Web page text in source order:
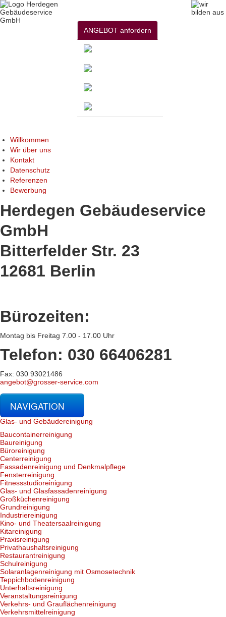
ANGEBOT anfordern
Willkommen
Wir über uns
Kontakt
Datenschutz
Referenzen
Bewerbung
Herdegen Gebäudeservice
GmbH
Bitterfelder Str. 23
12681 Berlin
Bürozeiten:
Montag bis Freitag 7.00 - 17.00 Uhr
Telefon: 030 66406281
Fax: 030 93021486
angebot@grosser-service.com
NAVIGATION
Glas- und Gebäudereinigung
Baucontainerreinigung
Baureinigung
Büroreinigung
Centerreinigung
Fassadenreinigung und Denkmalpflege
Fensterreinigung
Fitnessstudioreinigung
Glas- und Glasfassadenreinigung
Großküchenreinigung
Grundreinigung
Industriereinigung
Kino- und Theatersaalreinigung
Kitareinigung
Praxisreinigung
Privathaushaltsreinigung
Restaurantreinigung
Schulreinigung
Solaranlagenreinigung mit Osmosetechnik
Teppichbodenreinigung
Unterhaltsreinigung
Veranstaltungsreinigung
Verkehrs- und Grauflächenreinigung
Verkehrsmittelreinigung